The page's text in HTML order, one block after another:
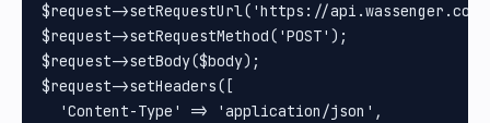
$request->setRequestUrl('https://
$request->setRequestMethod('POST');
$request->setBody($body);
$request->setHeaders([
  'Content-Type' => 'application/json',